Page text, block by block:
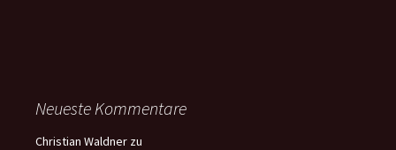
Neueste Kommentare
Christian Waldner zu